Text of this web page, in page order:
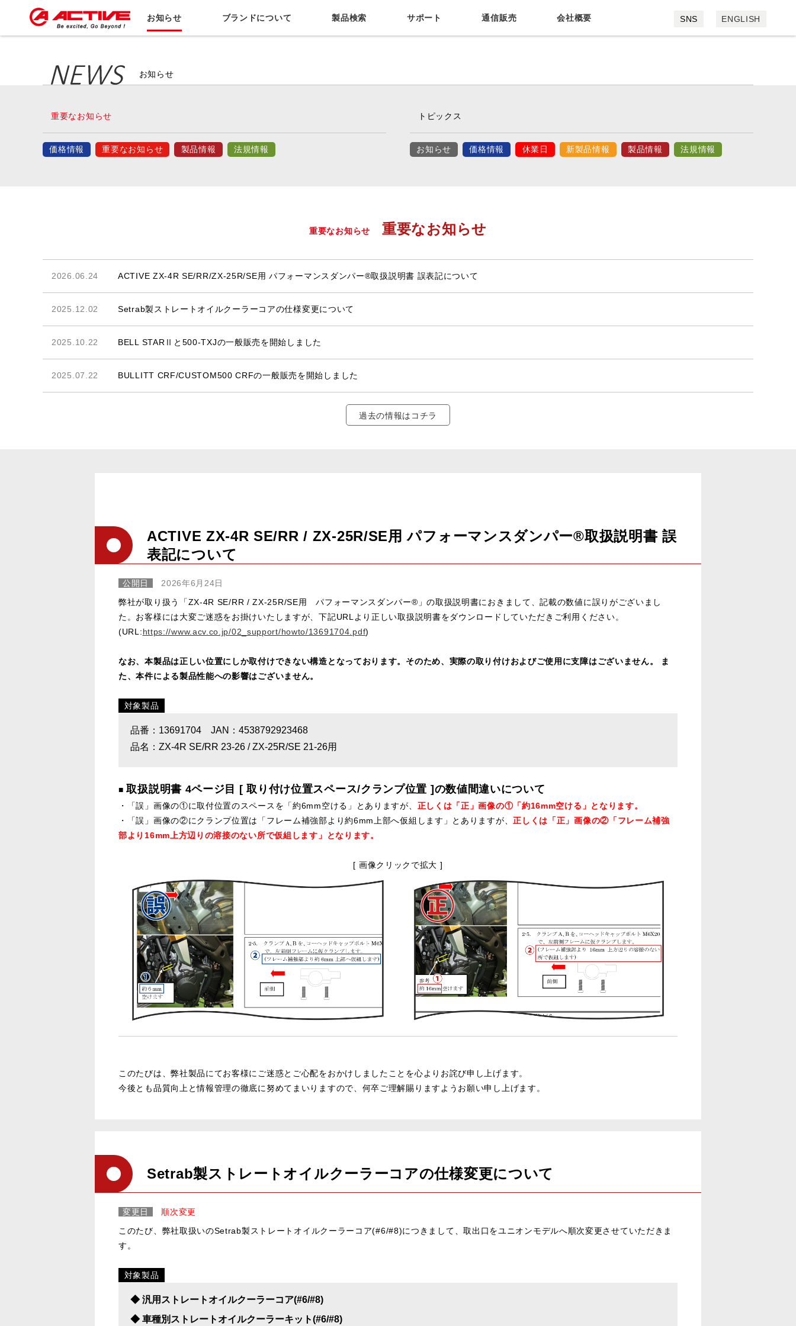
お知らせ ブランドについて 製品検索 サポート
サポート
お問い合わせ
用品店情報
カタログ正誤表
通信販売 会社概要
会社概要
採用情報
SNS ENGLISH
お知らせ
重要なお知らせ
価格情報 重要なお知らせ 製品情報 法規情報
トピックス
お知らせ 価格情報 休業日 新製品情報 製品情報 法規情報
重要なお知らせ 重要なお知らせ
2026.06.24 ACTIVE ZX-4R SE/RR/ZX-25R/SE用 パフォーマンスダンパー®取扱説明書 誤表記について
2025.12.02 Setrab製ストレートオイルクーラーコアの仕様変更について
2025.10.22 BELL STARⅡと500-TXJの一般販売を開始しました
2025.07.22 BULLITT CRF/CUSTOM500 CRFの一般販売を開始しました
過去の情報はコチラ
ACTIVE ZX-4R SE/RR / ZX-25R/SE用 パフォーマンスダンパー®取扱説明書 誤
表記について
公開日
2026年6月24日
弊社が取り扱う「ZX-4R SE/RR / ZX-25R/SE用 パフォーマンスダンパー®」の取扱説明書におきまして、記載の数値に誤りがございまし
た。お客様には大変ご迷惑をお掛けいたしますが、下記URLより正しい取扱説明書をダウンロードしていただきご利用ください。
(URL:https://www.acv.co.jp/02_support/howto/13691704.pdf)
なお、本製品は正しい位置にしか取付けできない構造となっております。そのため、実際の取り付けおよびご使用に支障はございません。 ま
た、本件による製品性能への影響はございません。
対象製品
品番：13691704 JAN：4538792923468
品名：ZX-4R SE/RR 23-26 / ZX-25R/SE 21-26用
■取扱説明書 4ページ目 [ 取り付け位置スペース/クランプ位置 ]の数値間違いについて
・「誤」画像の①に取付位置のスペースを「約6mm空ける」とありますが、 正しくは「正」画像の①「約16mm空ける」となります。
・「誤」画像の②にクランプ位置は「フレーム補強部より約6mm上部へ仮組します」とありますが、正しくは「正」画像の②「フレーム補強
部より16mm上方辺りの溶接のない所で仮組します」となります。
[ 画像クリックで拡大 ]
このたびは、弊社製品にてお客様にご迷惑とご心配をおかけしましたことを心よりお詫び申し上げます。
今後とも品質向上と情報管理の徹底に努めてまいりますので、何卒ご理解賜りますようお願い申し上げます。
Setrab製ストレートオイルクーラーコアの仕様変更について
変更日
順次変更
このたび、弊社取扱いのSetrab製ストレートオイルクーラーコア(#6/#8)につきまして、取出口をユニオンモデルへ順次変更させていただきま
す。
対象製品
◆ 汎用ストレートオイルクーラーコア(#6/#8)
◆ 車種別ストレートオイルクーラーキット(#6/#8)